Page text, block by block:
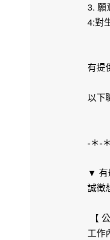
3. 願
4:對
有提
以下
-＊-
▼ 有
誠徴
【
工作